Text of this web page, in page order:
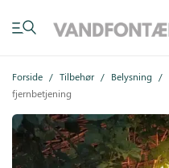
Forside / Tilbehør / Belysning /
fjernbetjening
Have vandfontæner